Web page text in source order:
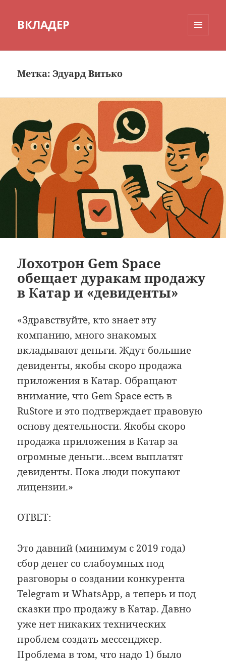
ВКЛАДЕР
Метка:Эдуард Витько
Лохотрон Gem Space
обещает дуракам продажу
в Катар и «девиденты»
«Здравствуйте, кто знает эту
компанию, много знакомых
вкладывают деньги. Ждут большие
девиденты, якобы скоро продажа
приложения в Катар. Обращают
внимание, что Gem Space есть в
RuStore и это подтверждает правовую
основу деятельности. Якобы скоро
продажа приложения в Катар за
огромные деньги…всем выплатят
девиденты. Пока люди покупают
лицензии.»
ОТВЕТ:
Это давний (минимум с 2019 года)
сбор денег со слабоумных под
разговоры о создании конкурента
Telegram и WhatsApp, а теперь и под
сказки про продажу в Катар. Давно
уже нет никаких технических
проблем создать мессенджер.
Проблема в том, что надо 1) было